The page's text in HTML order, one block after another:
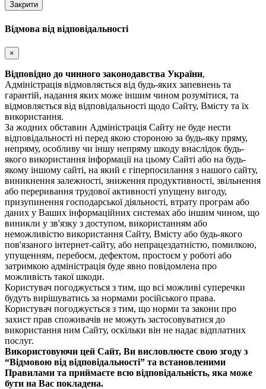
Закрити
Відмова від відповідальності
×
Відповідно до чинного законодавства України,
Адміністрація відмовляється від будь-яких запевнень та
гарантій, надання яких може іншим чином розумітися, та
відмовляється від відповідальності щодо Сайту, Вмісту та їх
використання.
За жодних обставин Адміністрація Сайту не буде нести
відповідальності ні перед якою стороною за будь-яку пряму,
непряму, особливу чи іншу непряму шкоду внаслідок будь-
якого використання інформації на цьому Сайті або на будь-
якому іншому сайті, на який є гіперпосилання з нашого сайту,
виникнення залежності, зниження продуктивності, звільнення
або переривання трудової активності упущену вигоду,
призупинення господарської діяльності, втрату програм або
даних у Ваших інформаційних системах або іншим чином, що
виникли у зв'язку з доступом, використанням або
неможливістю використання Сайту, Вмісту або будь-якого
пов'язаного інтернет-сайту, або непрацездатністю, помилкою,
упущенням, перебоєм, дефектом, простоєм у роботі або
затримкою адміністрація буде явно повідомлена про
можливість такої шкоди.
Користувач погоджується з тим, що всі можливі суперечки
будуть вирішуватись за нормами російського права.
Користувач погоджується з тим, що норми та закони про
захист прав споживачів не можуть застосовуватися до
використання ним Сайту, оскільки він не надає відплатних
послуг.
Використовуючи цей Сайт, Ви висловлюєте свою згоду з
“Відмовою від відповідальності” та встановленими
Правилами та приймаєте всю відповідальність, яка може
бути на Вас покладена.